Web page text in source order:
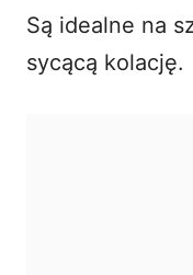
Są idealne na
sycącą kolację.